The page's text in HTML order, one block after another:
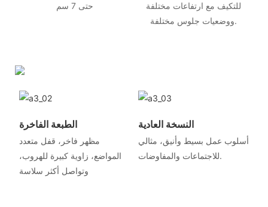
حتى 7 سم
للتكيف مع ارتفاعات مختلفة
ووضعيات جلوس مختلفة.
الطبعة الفاخرة
مظهر فاخر، قفل متعدد
المواضع، زاوية كبيرة للهروب،
وتواصل أكثر سلاسة
النسخة العادية
أسلوب عمل بسيط وأنيق، مثالي
للاجتماعات والمفاوضات.